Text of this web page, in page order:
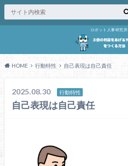
ロボット人事研究所
HOME 行動特性 自己表現は自己責任
2025.08.30 行動特性
自己表現は自己責任